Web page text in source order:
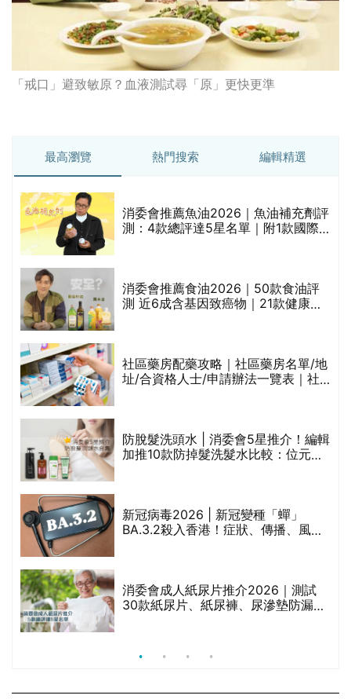
「戒口」避致敏原？血液測試尋「原」更快更準
最高瀏覽 熱門搜索 編輯精選
消委會推薦魚油2026｜魚油補充劑評
測：4款總評達5星名單｜附1款國際
消委會推薦食油2026｜50款食油評
測 近6成含基因致癌物｜21款健康煮
社區藥房配藥攻略｜社區藥房名單/地
址/合資格人士/申請辦法一覽表｜社
防脫髮洗頭水 | 消委會5星推介！編輯
加推10款防掉髮洗髮水比較：位元
新冠病毒2026 | 新冠變種「蟬」
BA.3.2殺入香港！症狀、傳播、風險
消委會成人紙尿片推介2026｜測試
30款紙尿片、紙尿褲、尿滲墊防漏表